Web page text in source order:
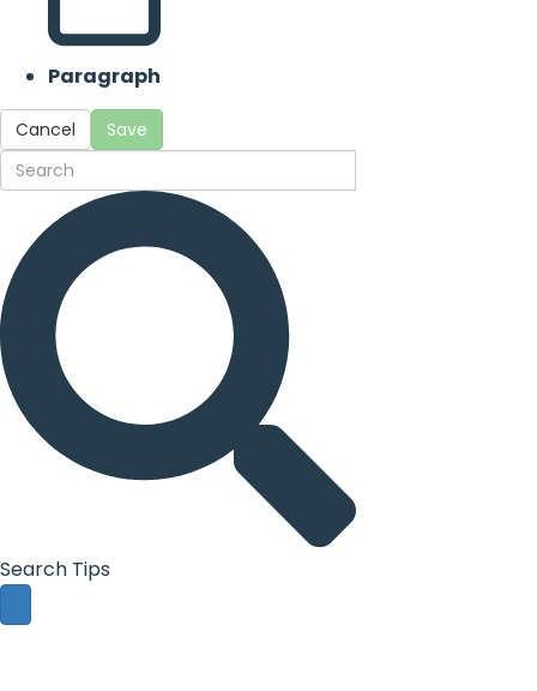
Paragraph
Cancel Save
Search Tips